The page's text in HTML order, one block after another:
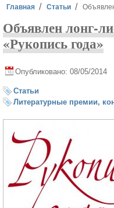
Вы здесь
Главная Статьи
Объявлен лонг-
«Рукопись года»
Опубликовано: 08/05/2014
Статьи
Литературные премии,